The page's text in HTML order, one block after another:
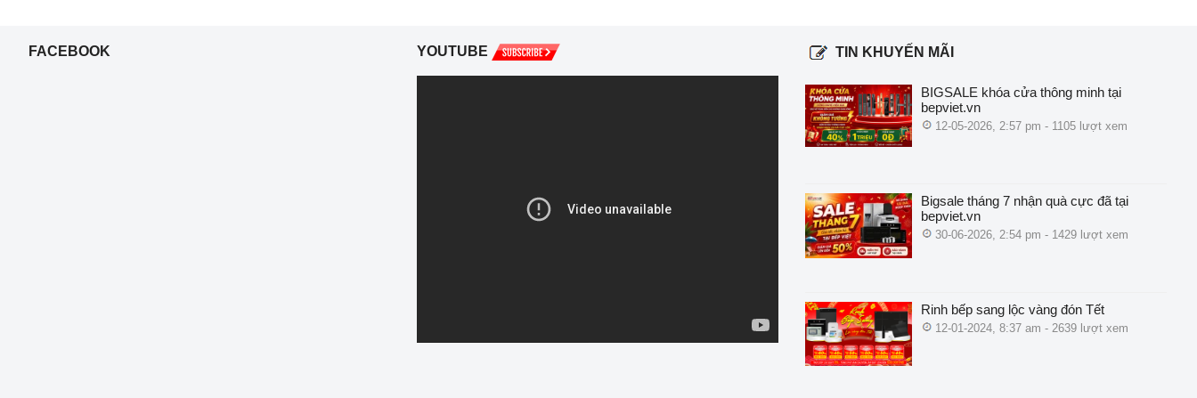
FACEBOOK YOUTUBE TIN KHUYẾN MÃI
BIGSALE khóa cửa thông minh tại
bepviet.vn
12-05-2026, 2:57 pm - 1105 lượt xem
Bigsale tháng 7 nhận quà cực đã tại
bepviet.vn
30-06-2026, 2:54 pm - 1429 lượt xem
Rinh bếp sang lộc vàng đón Tết
12-01-2024, 8:37 am - 2639 lượt xem